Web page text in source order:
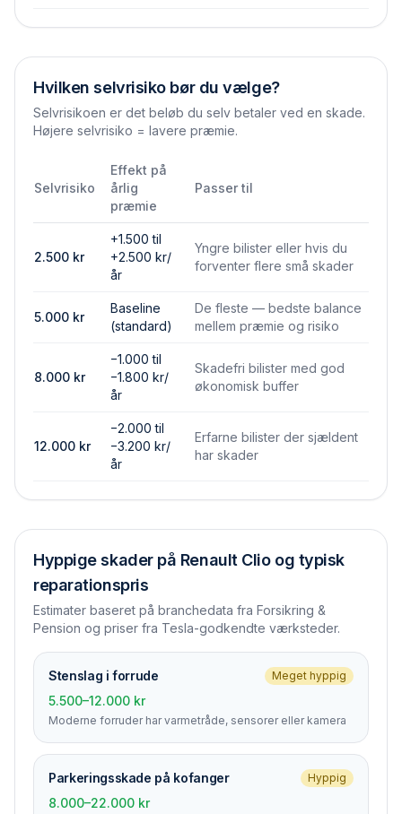
Hvilken selvrisiko bør du vælge?
Selvrisikoen er det beløb du selv betaler ved en skade.
Højere selvrisiko = lavere præmie.
Selvrisiko
Effekt på
årlig
præmie
Passer til
2.500 kr
+1.500 til
+2.500 kr/
år
Yngre bilister eller hvis du
forventer flere små skader
5.000 kr
Baseline
(standard)
De fleste — bedste balance
mellem præmie og risiko
8.000 kr
−1.000 til
−1.800 kr/
år
Skadefri bilister med god
økonomisk buffer
12.000 kr
−2.000 til
−3.200 kr/
år
Erfarne bilister der sjældent
har skader
Hyppige skader på Renault Clioog typisk
reparationspris
Estimater baseret på branchedata fra Forsikring &
Pension og priser fra Tesla-godkendte værksteder.
Stenslag i forrude Meget hyppig
5.500–12.000 kr
Moderne forruder har varmetråde, sensorer eller kamera
Parkerings­skade på kofanger Hyppig
8.000–22.000 kr